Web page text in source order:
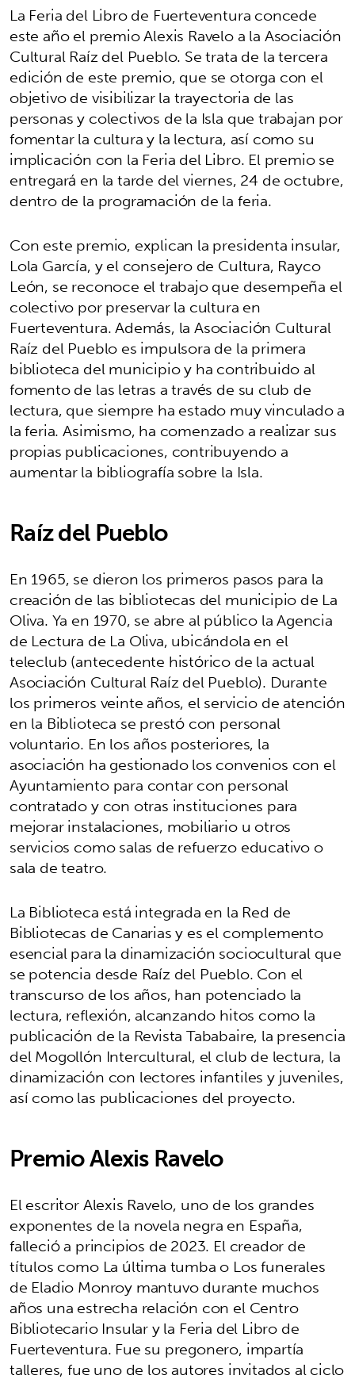
La Feria del Libro de Fuerteventura concede
este año el premio Alexis Ravelo a la Asociación
Cultural Raíz del Pueblo. Se trata de la tercera
edición de este premio, que se otorga con el
objetivo de visibilizar la trayectoria de las
personas y colectivos de la Isla que trabajan por
fomentar la cultura y la lectura, así como su
implicación con la Feria del Libro. El premio se
entregará en la tarde del viernes, 24 de octubre,
dentro de la programación de la feria.
Con este premio, explican la presidenta insular,
Lola García, y el consejero de Cultura, Rayco
León, se reconoce el trabajo que desempeña el
colectivo por preservar la cultura en
Fuerteventura. Además, la Asociación Cultural
Raíz del Pueblo es impulsora de la primera
biblioteca del municipio y ha contribuido al
fomento de las letras a través de su club de
lectura, que siempre ha estado muy vinculado a
la feria. Asimismo, ha comenzado a realizar sus
propias publicaciones, contribuyendo a
aumentar la bibliografía sobre la Isla.
Raíz del Pueblo
En 1965, se dieron los primeros pasos para la
creación de las bibliotecas del municipio de La
Oliva. Ya en 1970, se abre al público la Agencia
de Lectura de La Oliva, ubicándola en el
teleclub (antecedente histórico de la actual
Asociación Cultural Raíz del Pueblo). Durante
los primeros veinte años, el servicio de atención
en la Biblioteca se prestó con personal
voluntario. En los años posteriores, la
asociación ha gestionado los convenios con el
Ayuntamiento para contar con personal
contratado y con otras instituciones para
mejorar instalaciones, mobiliario u otros
servicios como salas de refuerzo educativo o
sala de teatro.
La Biblioteca está integrada en la Red de
Bibliotecas de Canarias y es el complemento
esencial para la dinamización sociocultural que
se potencia desde Raíz del Pueblo. Con el
transcurso de los años, han potenciado la
lectura, reflexión, alcanzando hitos como la
publicación de la Revista Tababaire, la presencia
del Mogollón Intercultural, el club de lectura, la
dinamización con lectores infantiles y juveniles,
así como las publicaciones del proyecto.
Premio Alexis Ravelo
El escritor Alexis Ravelo, uno de los grandes
exponentes de la novela negra en España,
falleció a principios de 2023. El creador de
títulos como La última tumba o Los funerales
de Eladio Monroy mantuvo durante muchos
años una estrecha relación con el Centro
Bibliotecario Insular y la Feria del Libro de
Fuerteventura. Fue su pregonero, impartía
talleres, fue uno de los autores invitados al ciclo